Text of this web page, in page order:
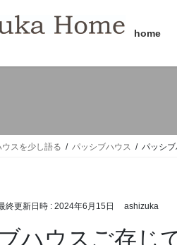
home
ウスを少し語る パッシブハウス パッシ
終更新日時 : 2024年6月15日 ashizuka
ハウスご存じ